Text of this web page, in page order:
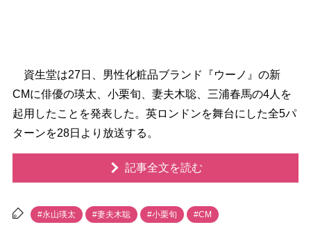
資生堂は27日、男性化粧品ブランド『ウーノ』の新
CMに俳優の瑛太、小栗旬、妻夫木聡、三浦春馬の4人を
起用したことを発表した。英ロンドンを舞台にした全5パ
ターンを28日より放送する。
記事全文を読む
#永山瑛太 #妻夫木聡 #小栗旬 #CM